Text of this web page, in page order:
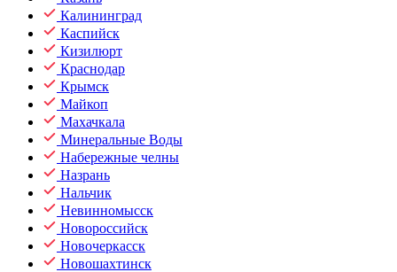
Калининград
Каспийск
Кизилюрт
Краснодар
Крымск
Майкоп
Махачкала
Минеральные Воды
Набережные челны
Назрань
Нальчик
Невинномысск
Новороссийск
Новочеркасск
Новошахтинск